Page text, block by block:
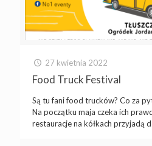
27 kwietnia 2022
Food Truck Festival
Są tu fani food trucków? Co za
Na początku maja czeka ich
restauracje na kółkach przyjadą